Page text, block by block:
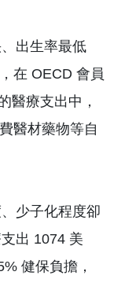
出生率最低
在 OECD 會員
醫療支出中，
醫材藥物等自
少子化程度卻
出 1074 美
健保負擔，